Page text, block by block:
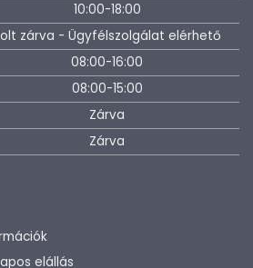
10:00-18:00
zárva - Ügyfélszolgálat elérhető
08:00-16:00
08:00-15:00
Zárva
Zárva
elállás